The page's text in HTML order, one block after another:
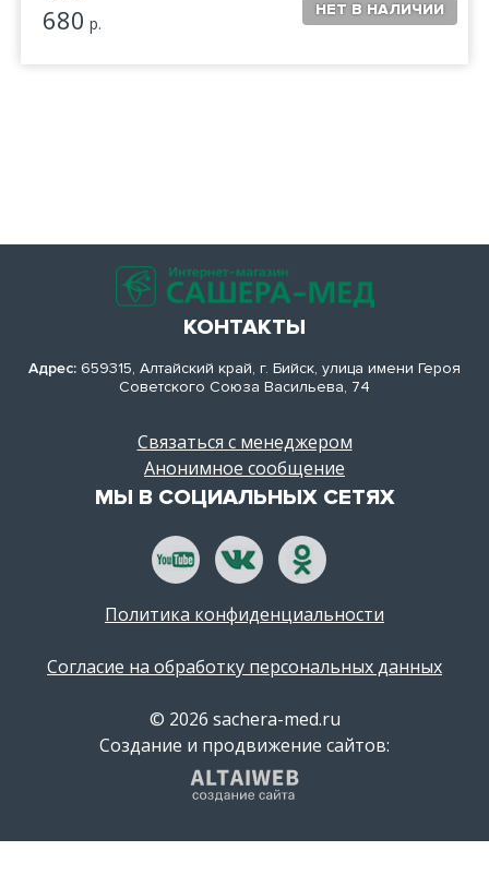
680 р.
КОНТАКТЫ
Адрес: 659315, Алтайский край, г. Бийск, улица имени Героя
Советского Союза Васильева, 74
Связаться с менеджером
Анонимное сообщение
МЫ В СОЦИАЛЬНЫХ СЕТЯХ
Политика конфиденциальности
Согласие на обработку персональных данных
© 2026 sachera-med.ru
Создание и продвижение сайтов: